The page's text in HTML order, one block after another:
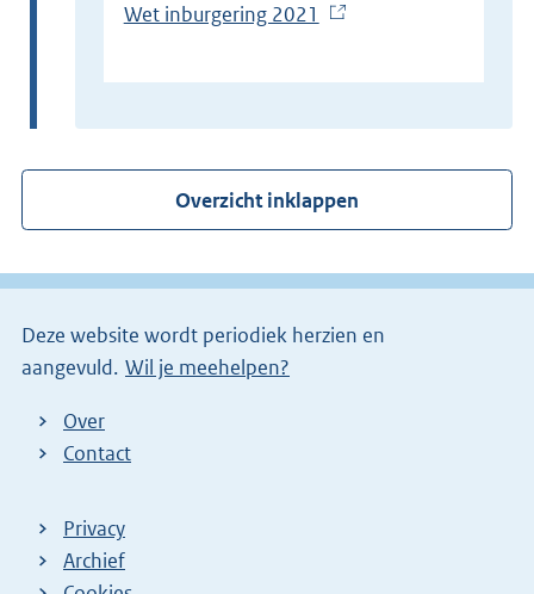
Wet inburgering 2021
x
r
n
l
n
Overzicht inklappen
Deze website wordt periodiek herzien en
aangevuld. Wil je meehelpen?
Over
Contact
Privacy
Archief